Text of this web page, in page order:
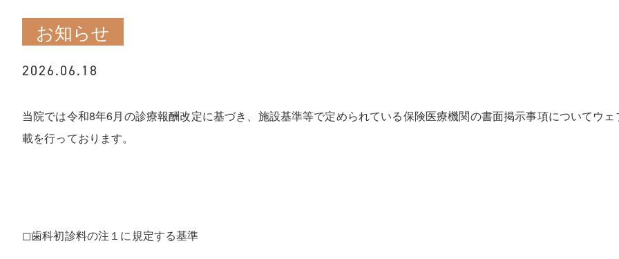
お知らせ
2026.06.18
当院では令和8年6月の診療報酬改定に基づき、施設基準等で定められている保険医療機関の書面掲示事項についてウ
載を行っております。
◻︎歯科初診料の注１に規定する基準